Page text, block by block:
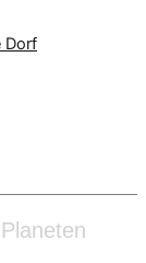
Dorf